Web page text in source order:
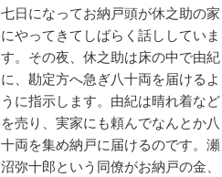
七日になってお納戸頭が休之助の家
にやってきてしばらく話ししていま
す。その夜、休之助は床の中で由紀
に、勘定方へ急ぎ八十両を届けるよ
うに指示します。由紀は晴れ着など
を売り、実家にも頼んでなんとか八
十両を集め納戸に届けるのです。瀬
沼弥十郎という同僚がお納戸の金、